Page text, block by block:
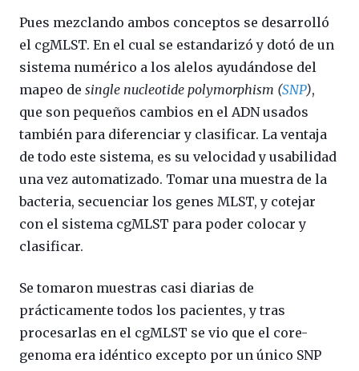
Pues mezclando ambos conceptos se desarrolló
el cgMLST. En el cual se estandarizó y dotó de un
sistema numérico a los alelos ayudándose del
mapeo de single nucleotide polymorphism (SNP),
que son pequeños cambios en el ADN usados
también para diferenciar y clasificar. La ventaja
de todo este sistema, es su velocidad y usabilidad
una vez automatizado. Tomar una muestra de la
bacteria, secuenciar los genes MLST, y cotejar
con el sistema cgMLST para poder colocar y
clasificar.
Se tomaron muestras casi diarias de
prácticamente todos los pacientes, y tras
procesarlas en el cgMLST se vio que el core-
genoma era idéntico excepto por un único SNP